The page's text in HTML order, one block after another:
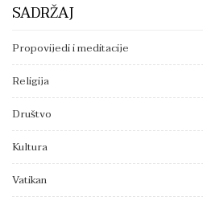
SADRŽAJ
Propovijedi i meditacije
Religija
Društvo
Kultura
Vatikan